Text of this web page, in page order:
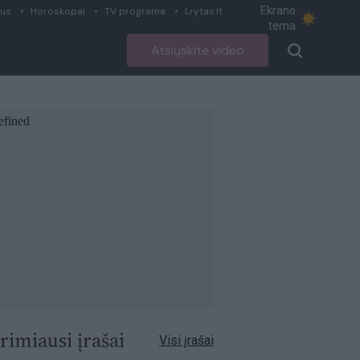
Horoskopai TV programa Lrytas.lt
Ekrano
tema
Atsiųskite video
įrašai Visi įrašai